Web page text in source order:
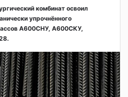
комбинат освоил
упрочнённого
А600СНУ, А600СКУ,